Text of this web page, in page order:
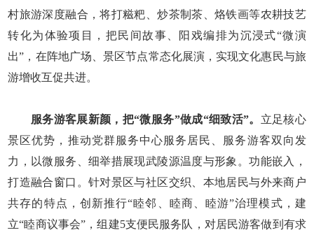
村旅游深度融合，将打糍粑、炒茶制茶、烙铁画等农耕技艺
转化为体验项目，把民间故事、阳戏编排为沉浸式“微演
出”，在阵地广场、景区节点常态化展演，实现文化惠民与旅
游增收互促共进。
服务游客展新颜，把“微服务”做成“细致活”。 立足核心
景区优势，推动党群服务中心服务居民、服务游客双向发
力，以微服务、细举措展现武陵源温度与形象。功能嵌入，
打造融合窗口。针对景区与社区交织、本地居民与外来商户
共存的特点，创新推行“睦邻、睦商、睦游”治理模式，建
立“睦商议事会”，组建5支便民服务队，对居民游客做到有求